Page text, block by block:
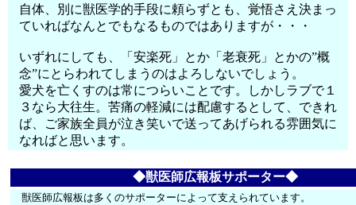
自体、別に獣医学的手段に頼らずとも、覚悟さえ決まっ
ていればなんとでもなるものではありますが・・・
いずれにしても、「安楽死」とか「老衰死」とかの”概
念”にとらわれてしまうのはよろしないでしょう。
愛犬を亡くすのは常につらいことです。しかしラブで１
３なら大往生。苦痛の軽減には配慮するとして、できれ
ば、ご家族全員が泣き笑いで送ってあげられる雰囲気に
なればと思います。
◆獣医師広報板サポーター◆
獣医師広報板は多くのサポーターによって支えられています。